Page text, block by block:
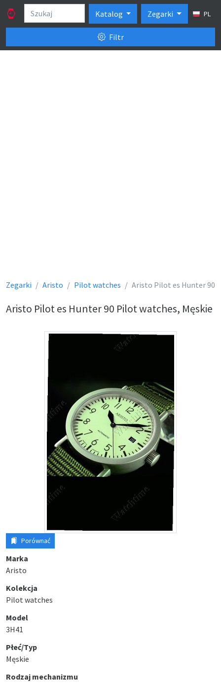
Katalog Zegarki PL
Filtr
Zegarki Aristo Pilot watches Aristo Pilot es Hunter 90
Aristo Pilot es Hunter 90 Pilot watches, Męskie
Porównać
Marka
Aristo
Kolekcja
Pilot watches
Model
3H41
Płeć/Typ
Męskie
Rodzaj mechanizmu